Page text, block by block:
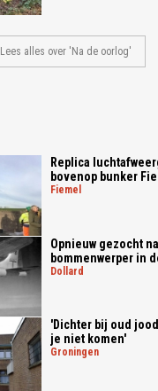
Lees alles over 'Na de oorlog'
Replica
bovenop bunker
fiemel
Opnieuw gezocht
bommenwerper in
dollard
'Dichter bij oud
je niet komen'
groningen